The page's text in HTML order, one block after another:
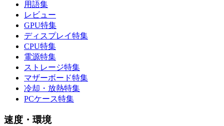
用語集
レビュー
GPU特集
ディスプレイ特集
CPU特集
電源特集
ストレージ特集
マザーボード特集
冷却・放熱特集
PCケース特集
速度・環境